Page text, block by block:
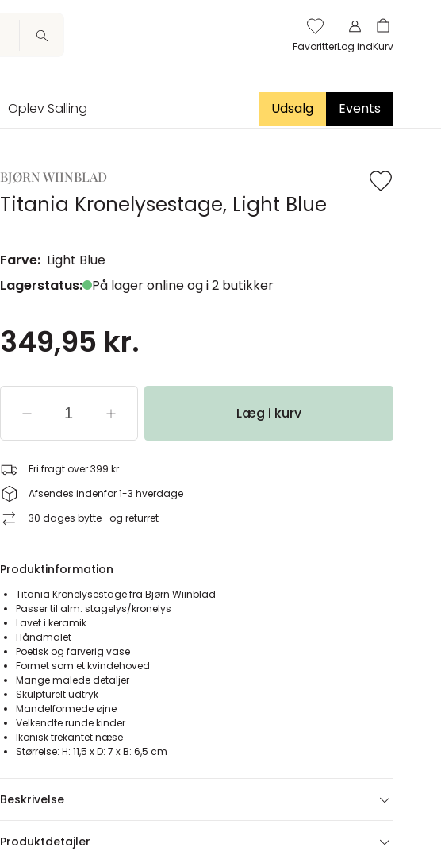
FavoritterLog indKurv
Oplev Salling Udsalg Events
BJØRN WIINBLAD
Titania Kronelysestage, Light Blue
Farve: Light Blue
Lagerstatus: På lager online og i2 butikker
349,95 kr.
Læg i kurv
Fri fragt over 399 kr
Afsendes indenfor 1-3 hverdage
30 dages bytte- og returret
Produktinformation
Titania Kronelysestage fra Bjørn Wiinblad
Passer til alm. stagelys/kronelys
Lavet i keramik
Håndmalet
Poetisk og farverig vase
Formet som et kvindehoved
Mange malede detaljer
Skulpturelt udtryk
Mandelformede øjne
Velkendte runde kinder
Ikonisk trekantet næse
Størrelse: H: 11,5 x D: 7 x B: 6,5 cm
Beskrivelse
Produktdetajler